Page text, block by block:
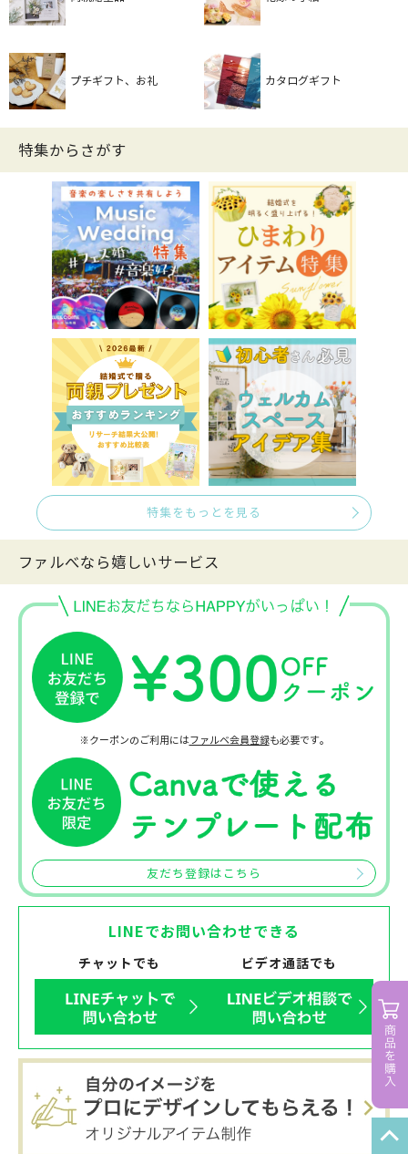
プチギフト、お礼 カタログギフト
特集からさがす
特集をもっとを見る
ファルべなら嬉しいサービス
※クーポンのご利用にはファルベ会員登録も必要です。
友だち登録はこちら
LINEでお問い合わせできる
チャットでも ビデオ通話でも